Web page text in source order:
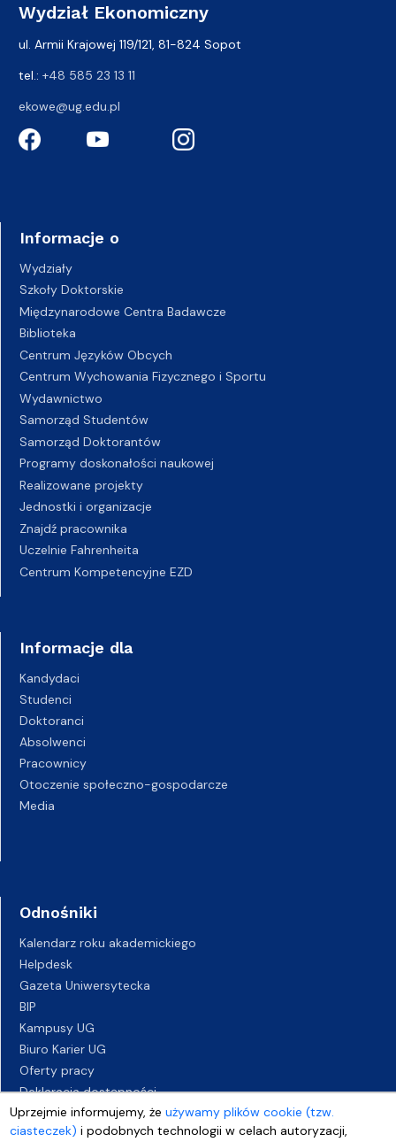
Uprzejmie informujemy, żeużywamy plików cookie (tzw.
ciasteczek) i podobnych technologii w celach autoryzacji,
Wydział Ekonomiczny
ul. Armii Krajowej 119/121, 81-824 Sopot
tel.: +48 585 23 13 11
ekowe@ug.edu.pl
Informacje o
Wydziały
Szkoły Doktorskie
Międzynarodowe Centra Badawcze
Biblioteka
Centrum Języków Obcych
Centrum Wychowania Fizycznego i Sportu
Wydawnictwo
Samorząd Studentów
Samorząd Doktorantów
Programy doskonałości naukowej
Realizowane projekty
Jednostki i organizacje
Znajdź pracownika
Uczelnie Fahrenheita
Centrum Kompetencyjne EZD
Informacje dla
Kandydaci
Studenci
Doktoranci
Absolwenci
Pracownicy
Otoczenie społeczno-gospodarcze
Media
Odnośniki
Kalendarz roku akademickiego
Helpdesk
Gazeta Uniwersytecka
BIP
Kampusy UG
Biuro Karier UG
Oferty pracy
Deklaracja dostępności